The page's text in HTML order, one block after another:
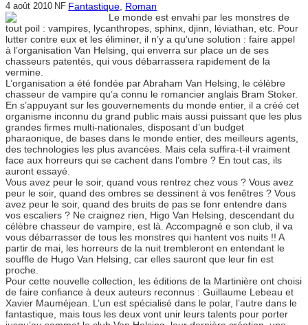
4 août 2010 NF Fantastique, Roman
Le monde est envahi par les monstres de
tout poil : vampires, lycanthropes, sphinx, djinn, léviathan, etc. Pour
lutter contre eux et les éliminer, il n’y a qu’une solution : faire appel
à l’organisation Van Helsing, qui enverra sur place un de ses
chasseurs patentés, qui vous débarrassera rapidement de la
vermine.
L’organisation a été fondée par Abraham Van Helsing, le célèbre
chasseur de vampire qu’a connu le romancier anglais Bram Stoker.
En s’appuyant sur les gouvernements du monde entier, il a créé cet
organisme inconnu du grand public mais aussi puissant que les plus
grandes firmes multi-nationales, disposant d’un budget
pharaonique, de bases dans le monde entier, des meilleurs agents,
des technologies les plus avancées. Mais cela suffira-t-il vraiment
face aux horreurs qui se cachent dans l’ombre ? En tout cas, ils
auront essayé.
Vous avez peur le soir, quand vous rentrez chez vous ? Vous avez
peur le soir, quand des ombres se dessinent à vos fenêtres ? Vous
avez peur le soir, quand des bruits de pas se fonr entendre dans
vos escaliers ? Ne craignez rien, Higo Van Helsing, descendant du
célèbre chasseur de vampire, est là. Accompagné e son club, il va
vous débarrasser de tous les monstres qui hantent vos nuits !! A
partir de mai, les horreurs de la nuit trembleront en entendant le
souffle de Hugo Van Helsing, car elles sauront que leur fin est
proche.
Pour cette nouvelle collection, les éditions de la Martinière ont choisi
de faire confiance à deux auteurs reconnus : Guillaume Lebeau et
Xavier Mauméjean. L’un est spécialisé dans le polar, l’autre dans le
fantastique, mais tous les deux vont unir leurs talents pour porter